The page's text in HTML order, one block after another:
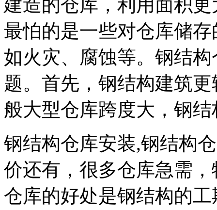
建造的仓库，利用面积
最怕的是一些对仓库储
如火灾、腐蚀等。钢结
题。首先，钢结构建筑
般大型仓库跨度大，钢
钢结构仓库安装,钢结构
价还有，很多仓库急需
仓库的好处是钢结构的